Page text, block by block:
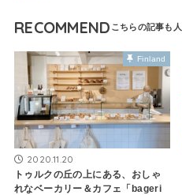
RECOMMEND
Finland
2020.11.20
トゥルクの丘の上にある、おしゃ
れなベーカリー＆カフェ「bageri